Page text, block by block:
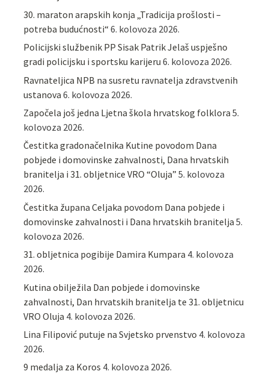
30. maraton arapskih konja „Tradicija prošlosti –
potreba budućnosti“ 6. kolovoza 2026.
Policijski službenik PP Sisak Patrik Jelaš uspješno
gradi policijsku i sportsku karijeru 6. kolovoza 2026.
Ravnateljica NPB na susretu ravnatelja zdravstvenih
ustanova 6. kolovoza 2026.
Započela još jedna Ljetna škola hrvatskog folklora 5.
kolovoza 2026.
Čestitka gradonačelnika Kutine povodom Dana
pobjede i domovinske zahvalnosti, Dana hrvatskih
branitelja i 31. obljetnice VRO “Oluja” 5. kolovoza
2026.
Čestitka župana Celjaka povodom Dana pobjede i
domovinske zahvalnosti i Dana hrvatskih branitelja 5.
kolovoza 2026.
31. obljetnica pogibije Damira Kumpara 4. kolovoza
2026.
Kutina obilježila Dan pobjede i domovinske
zahvalnosti, Dan hrvatskih branitelja te 31. obljetnicu
VRO Oluja 4. kolovoza 2026.
Lina Filipović putuje na Svjetsko prvenstvo 4. kolovoza
2026.
9 medalja za Koros 4. kolovoza 2026.